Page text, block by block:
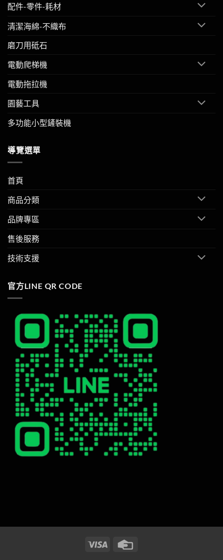
配件-零件-耗材
清潔海綿-不織布
磨刀用砥石
電動爬梯機
電動拖拉機
園藝工具
多功能小型鏟裝機
導覽選單
首頁
商品分類
品牌專區
售後服務
技術支援
官方LINE QR CODE
Visa